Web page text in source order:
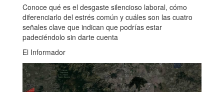
Conoce qué es el desgaste silencioso laboral, cómo
diferenciarlo del estrés común y cuáles son las cuatro
señales clave que indican que podrías estar
padeciéndolo sin darte cuenta
El Informador